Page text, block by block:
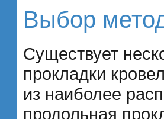
Выбор
Существует
прокладки
из наиболее
продольная